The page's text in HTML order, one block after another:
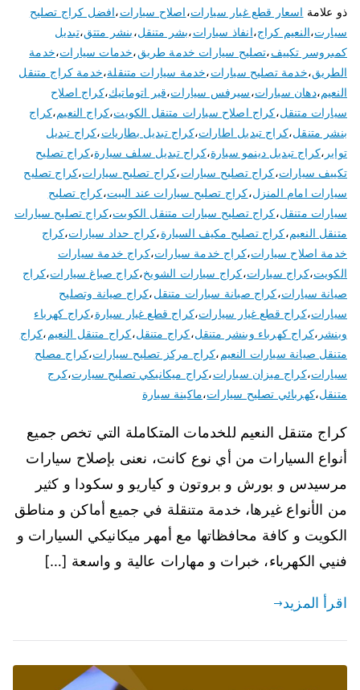
ذو علامة اسعار قطع غيار سيارات،اصلاح سيارات،افضل كراج تصليح
سيارت،النعيم كراج،انفاذ سيارات،بشر متنقل،بنشر متتق،تبديل
كمبروسر تكييف،تصليح سيارات خدمة طريق،خدمات سيارات،خدمة
الطريق،خدمة تصليح سيارات،خدمة سيارات متنقلة،خدمة كراج متنقل
النعيم،دهان سيارات،سيرفس سيارات،قير اتوماتيك،كراج اصلاح
سيارات متنقل،كراج اصلاح سيارات متنقل الكويت،كراج النعيم،كراج
بنشر متنقل،كراج تبديل اطارات،كراج تبديل بطاريات،كراج تبديل
تواير ،كراج تبديل دينمو سيارة،كراج تبديل سلف سيارة،كراج تصليح
تكييف سيارات،كراج تصليح سبارات،كراج تصليح سيارات،كراج تصليح
سيارات امام المنزل،كراج تصليح سيارات عند البيت،كراج تصليح
سيارات متنقل،كراج تصليح سيارات متنقل الكويت،كراج تصليح سيارات
متنقل النعيم،كراج تصليح مكيف السيارة،كراج حداد سيارات،كراج
خدمة اصلاح سيارات،كراج خدمة سيارات،كراج خدمة سيارات
الكويت،كراج سيارات،كراج سيارات الشويخ،كراج صباغ سيارات،كراج
صيانة سيارات،كراج صيانة سيارات متنقل،كراج صيانة وتصليح
سيارات،كراج قطع غيار سيارات،كراج قطع غيار سيارة،كراج كهرباء
وبنشر ،كراج كهرباء وبنشر متنقل،كراج متنقل،كراج متنقل النعيم ،كراج
متنقل صيانة سيارات النعيم ،كراج مركز تصليح سيارات،كراج مصلح
سيارات،كراج ميزان سيارات،كراج ميكانيكي تصليح سيارت،كرج
متنقل،كهربائي تصليح سيارات،ماكينة سيارة
كراج متنقل النعيم للخدمات المتكاملة التي تخص جميع
أنواع السيارات من أي نوع كانت، نعنى بإصلاح سيارات
مرسيدس و بورش و بروتون و كياريو و سكودا و كثير
من الأنواع غيرها، خدمة متنقلة في جميع أماكن و مناطق
الكويت و كافة محافظاتها مع أمهر ميكانيكي السيارات و
فنيي الكهرباء، خبرات و مهارات عالية و واسعة […]
اقرأ المزيد